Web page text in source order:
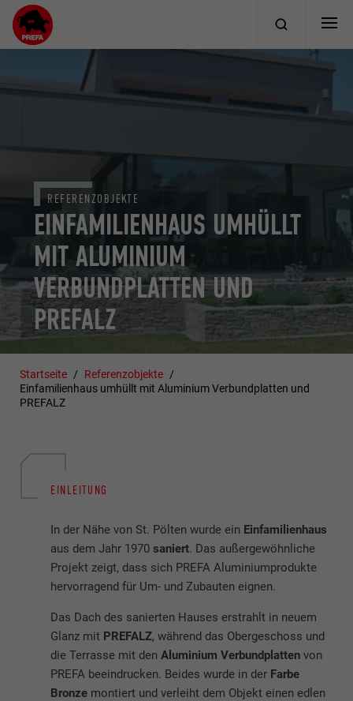
EINFAMILIENHAUS UMHÜLLT
MIT ALUMINIUM
VERBUNDPLATTEN UND
PREFALZ
REFERENZOBJEKTE
Startseite
Referenzobjekte
Einfamilienhaus umhüllt mit Aluminium Verbundplatten und
PREFALZ
EINLEITUNG
In der Nähe von St. Pölten wurde ein Einfamilienhaus
aus dem Jahr 1970saniert. Das außergewöhnliche
Projekt zeigt, dass sich PREFA Aluminiumprodukte
hervorragend für Um- und Zubauten eignen.
Das Dach des sanierten Hauses erstrahlt in neuem
Glanz mit PREFALZ, während das Obergeschoss und
die Terrasse mit denAluminium Verbundplatten von
PREFA beeindrucken. Beides wurde in der Farbe
Bronze montiert und verleiht dem Objekt einen edlen